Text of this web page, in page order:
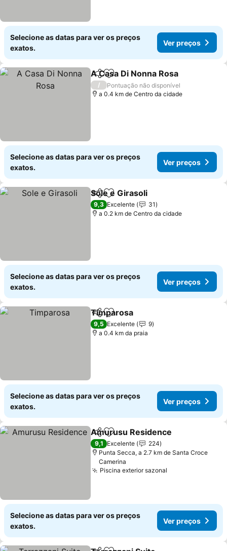
Selecione as datas para ver os preços
exatos.
Ver preços
PartilharAdicionar aos favoritos
A Casa Di Nonna Rosa
/
Pontuação não disponível
a 0.4 km de Centro da cidade
Selecione as datas para ver os preços
exatos.
Ver preços
PartilharAdicionar aos favoritos
Sole e Girasoli
9,3 Excelente
31
a 0.2 km de Centro da cidade
Selecione as datas para ver os preços
exatos.
Ver preços
PartilharAdicionar aos favoritos
Timparosa
9,5 Excelente
9
a 0.4 km da praia
Selecione as datas para ver os preços
exatos.
Ver preços
PartilharAdicionar aos favoritos
Amurusu Residence
9,1 Excelente
224
Punta Secca, a 2.7 km de Santa Croce
Camerina
Piscina exterior sazonal
Selecione as datas para ver os preços
exatos.
Ver preços